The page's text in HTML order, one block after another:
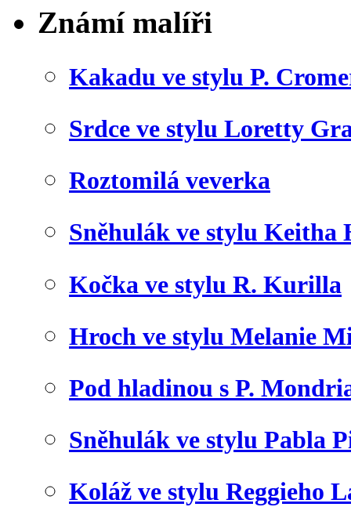
Známí malíři
Kakadu ve stylu P.
Srdce ve stylu Loretty
Roztomilá veverka
Sněhulák ve stylu Keitha
Kočka ve stylu R. Kurilla
Hroch ve stylu Melanie
Pod hladinou s P.
Sněhulák ve stylu Pabla
Koláž ve stylu Reggieho